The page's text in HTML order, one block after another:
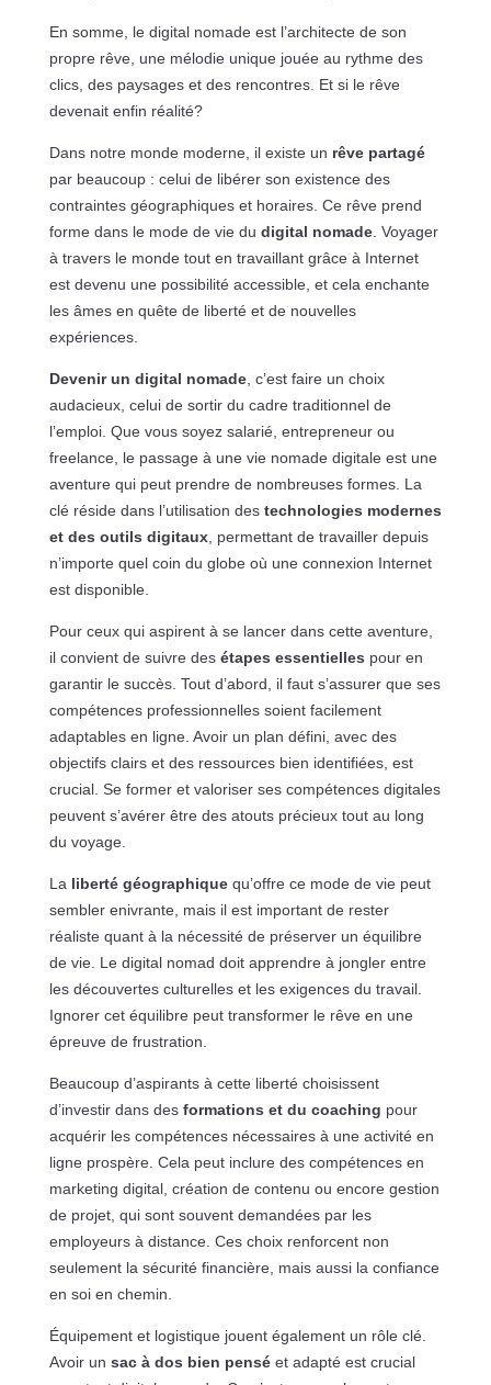
En somme, le digital nomade est l’architecte de son
propre rêve, une mélodie unique jouée au rythme des
clics, des paysages et des rencontres. Et si le rêve
devenait enfin réalité?
Dans notre monde moderne, il existe un rêve partagé
par beaucoup : celui de libérer son existence des
contraintes géographiques et horaires. Ce rêve prend
forme dans le mode de vie du digital nomade. Voyager
à travers le monde tout en travaillant grâce à Internet
est devenu une possibilité accessible, et cela enchante
les âmes en quête de liberté et de nouvelles
expériences.
Devenir un digital nomade, c’est faire un choix
audacieux, celui de sortir du cadre traditionnel de
l’emploi. Que vous soyez salarié, entrepreneur ou
freelance, le passage à une vie nomade digitale est une
aventure qui peut prendre de nombreuses formes. La
clé réside dans l’utilisation des technologies modernes
et des outils digitaux, permettant de travailler depuis
n’importe quel coin du globe où une connexion Internet
est disponible.
Pour ceux qui aspirent à se lancer dans cette aventure,
il convient de suivre des étapes essentielles pour en
garantir le succès. Tout d’abord, il faut s’assurer que ses
compétences professionnelles soient facilement
adaptables en ligne. Avoir un plan défini, avec des
objectifs clairs et des ressources bien identifiées, est
crucial. Se former et valoriser ses compétences digitales
peuvent s’avérer être des atouts précieux tout au long
du voyage.
La liberté géographiquequ’offre ce mode de vie peut
sembler enivrante, mais il est important de rester
réaliste quant à la nécessité de préserver un équilibre
de vie. Le digital nomad doit apprendre à jongler entre
les découvertes culturelles et les exigences du travail.
Ignorer cet équilibre peut transformer le rêve en une
épreuve de frustration.
Beaucoup d’aspirants à cette liberté choisissent
d’investir dans des formations et du coaching pour
acquérir les compétences nécessaires à une activité en
ligne prospère. Cela peut inclure des compétences en
marketing digital, création de contenu ou encore gestion
de projet, qui sont souvent demandées par les
employeurs à distance. Ces choix renforcent non
seulement la sécurité financière, mais aussi la confiance
en soi en chemin.
Équipement et logistique jouent également un rôle clé.
Avoir un sac à dos bien penséet adapté est crucial